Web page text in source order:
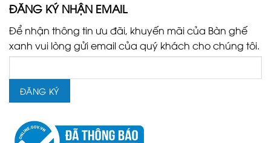
ĐĂNG KÝ NHẬN EMAIL
Để nhận thông tin ưu đãi, khuyến mãi của Bàn ghế
xanh vui lòng gửi email của quý khách cho chúng tôi.